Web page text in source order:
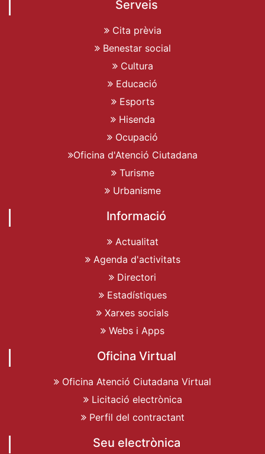
Serveis
Cita prèvia
Benestar social
Cultura
Educació
Esports
Hisenda
Ocupació
Oficina d'Atenció Ciutadana
Turisme
Urbanisme
Informació
Actualitat
Agenda d'activitats
Directori
Estadístiques
Xarxes socials
Webs i Apps
Oficina Virtual
Oficina Atenció Ciutadana Virtual
Licitació electrònica
Perfil del contractant
Seu electrònica